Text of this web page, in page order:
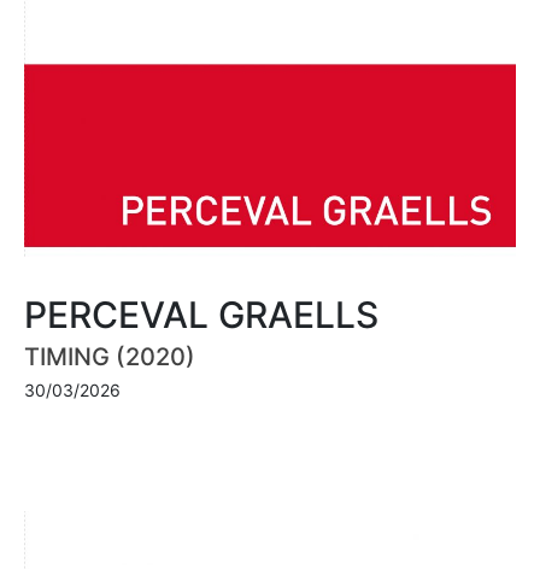
PERCEVAL GRAELLS
TIMING (2020)
30/03/2026